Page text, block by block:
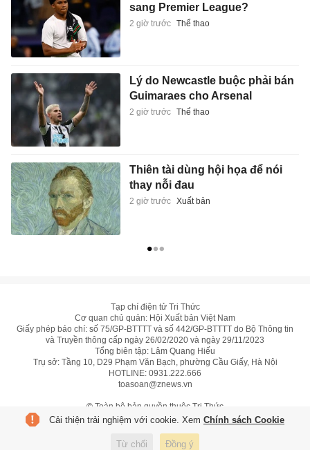
sang Premier League?
2 giờ trước Thể thao
Lý do Newcastle buộc phải bán
Guimaraes cho Arsenal
2 giờ trước Thể thao
Thiên tài dùng hội họa để nói
thay nỗi đau
2 giờ trước Xuất bản
Tạp chí điện tử Tri Thức
Cơ quan chủ quản: Hội Xuất bản Việt Nam
Giấy phép báo chí: số 75/GP-BTTTT và số 442/GP-BTTTT do Bộ Thông tin
và Truyền thông cấp ngày 26/02/2020 và ngày 29/11/2023
Tổng biên tập: Lâm Quang Hiếu
Trụ sở: Tầng 10, D29 Phạm Văn Bạch, phường Cầu Giấy, Hà Nội
HOTLINE: 0931.222.666
toasoan@znews.vn
© Toàn bộ bản quyền thuộc Tri Thức
Cải thiện trải nghiệm với cookie. Xem Chính sách Cookie
Từ chối Đồng ý